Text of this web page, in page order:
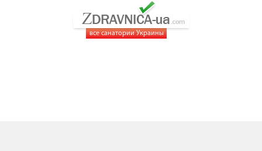
все санатории Украины